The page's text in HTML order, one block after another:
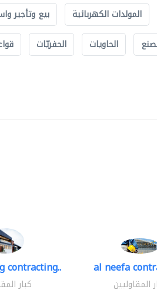
المولدات الكهربائية بيع وتأجير
الحاويات الحفريّات
contracting..
كبار
al neefa
المقاوليين